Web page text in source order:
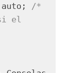
x: auto;
/*
el